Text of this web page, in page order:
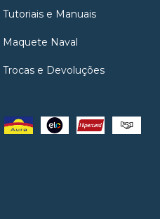
Tutoriais e Manuais
Maquete Naval
Trocas e Devoluções